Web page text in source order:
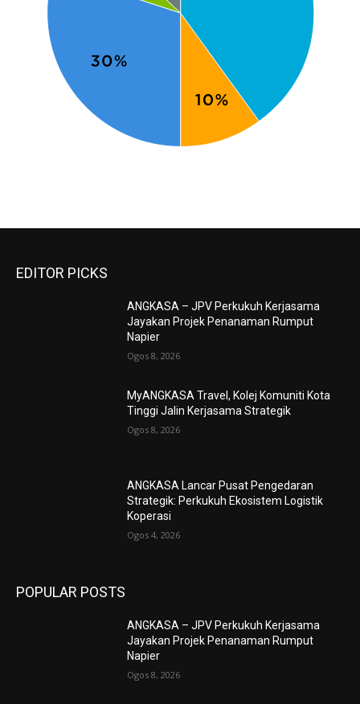
EDITOR PICKS
ANGKASA – JPV Perkukuh Kerjasama
Jayakan Projek Penanaman Rumput
Napier
Ogos 8, 2026
MyANGKASA Travel, Kolej Komuniti Kota
Tinggi Jalin Kerjasama Strategik
Ogos 8, 2026
ANGKASA Lancar Pusat Pengedaran
Strategik: Perkukuh Ekosistem Logistik
Koperasi
Ogos 4, 2026
POPULAR POSTS
ANGKASA – JPV Perkukuh Kerjasama
Jayakan Projek Penanaman Rumput
Napier
Ogos 8, 2026